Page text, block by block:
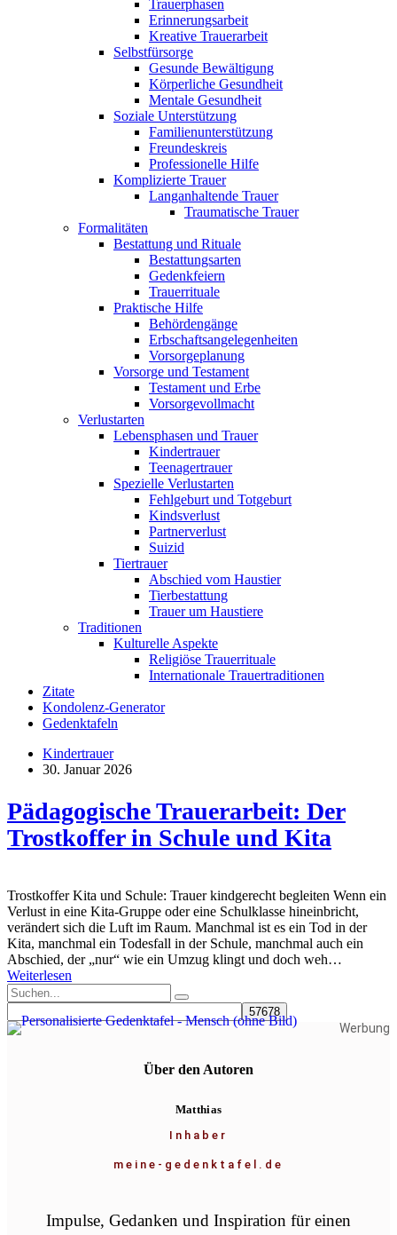
Trauerphasen
Erinnerungsarbeit
Kreative Trauerarbeit
Selbstfürsorge
Gesunde Bewältigung
Körperliche Gesundheit
Mentale Gesundheit
Soziale Unterstützung
Familienunterstützung
Freundeskreis
Professionelle Hilfe
Komplizierte Trauer
Langanhaltende Trauer
Traumatische Trauer
Formalitäten
Bestattung und Rituale
Bestattungsarten
Gedenkfeiern
Trauerrituale
Praktische Hilfe
Behördengänge
Erbschaftsangelegenheiten
Vorsorgeplanung
Vorsorge und Testament
Testament und Erbe
Vorsorgevollmacht
Verlustarten
Lebensphasen und Trauer
Kindertrauer
Teenagertrauer
Spezielle Verlustarten
Fehlgeburt und Totgeburt
Kindsverlust
Partnerverlust
Suizid
Tiertrauer
Abschied vom Haustier
Tierbestattung
Trauer um Haustiere
Traditionen
Kulturelle Aspekte
Religiöse Trauerrituale
Internationale Trauertraditionen
Zitate
Kondolenz-Generator
Gedenktafeln
Kindertrauer
30. Januar 2026
Pädagogische Trauerarbeit: Der
Trostkoffer in Schule und Kita
Trostkoffer Kita und Schule: Trauer kindgerecht begleiten Wenn ein
Verlust in eine Kita-Gruppe oder eine Schulklasse hineinbricht,
verändert sich die Luft im Raum. Manchmal ist es ein Tod in der
Kita, manchmal ein Todesfall in der Schule, manchmal auch ein
Abschied, der „nur“ wie ein Umzug klingt und doch weh…
Weiterlesen
Werbung
Über den Autoren
Matthias
Inhaber
meine-gedenktafel.de
Impulse, Gedanken und Inspiration für einen